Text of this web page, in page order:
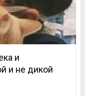
и
и не дикой